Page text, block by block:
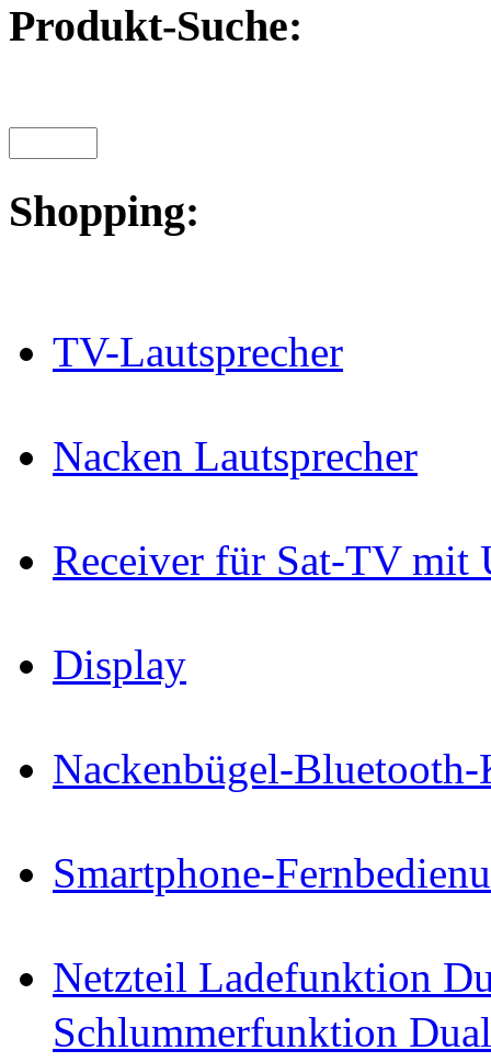
Produkt-Suche:
Shopping:
TV-Lautsprecher
Nacken Lautsprecher
Receiver für Sat-TV mit
Display
Nackenbügel-
Smartphone-
Netzteil Ladefunktion
Schlummerfunktion